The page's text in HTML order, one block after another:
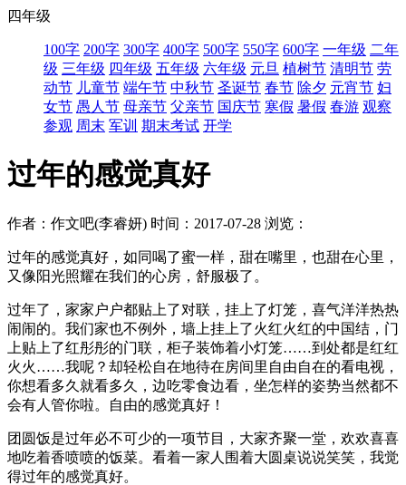
四年级
100字 200字 300字 400字 500字 550字 600字 一年级 二年
级 三年级 四年级 五年级 六年级 元旦 植树节 清明节 劳
动节 儿童节 端午节 中秋节 圣诞节 春节 除夕 元宵节 妇
女节 愚人节 母亲节 父亲节 国庆节 寒假 暑假 春游 观察
参观 周末 军训 期末考试 开学
过年的感觉真好
作者：作文吧(李睿妍) 时间：2017-07-28 浏览：
过年的感觉真好，如同喝了蜜一样，甜在嘴里，也甜在心里，
又像阳光照耀在我们的心房，舒服极了。
过年了，家家户户都贴上了对联，挂上了灯笼，喜气洋洋热热
闹闹的。我们家也不例外，墙上挂上了火红火红的中国结，门
上贴上了红彤彤的门联，柜子装饰着小灯笼……到处都是红红
火火……我呢？却轻松自在地待在房间里自由自在的看电视，
你想看多久就看多久，边吃零食边看，坐怎样的姿势当然都不
会有人管你啦。自由的感觉真好！
团圆饭是过年必不可少的一项节目，大家齐聚一堂，欢欢喜喜
地吃着香喷喷的饭菜。看着一家人围着大圆桌说说笑笑，我觉
得过年的感觉真好。